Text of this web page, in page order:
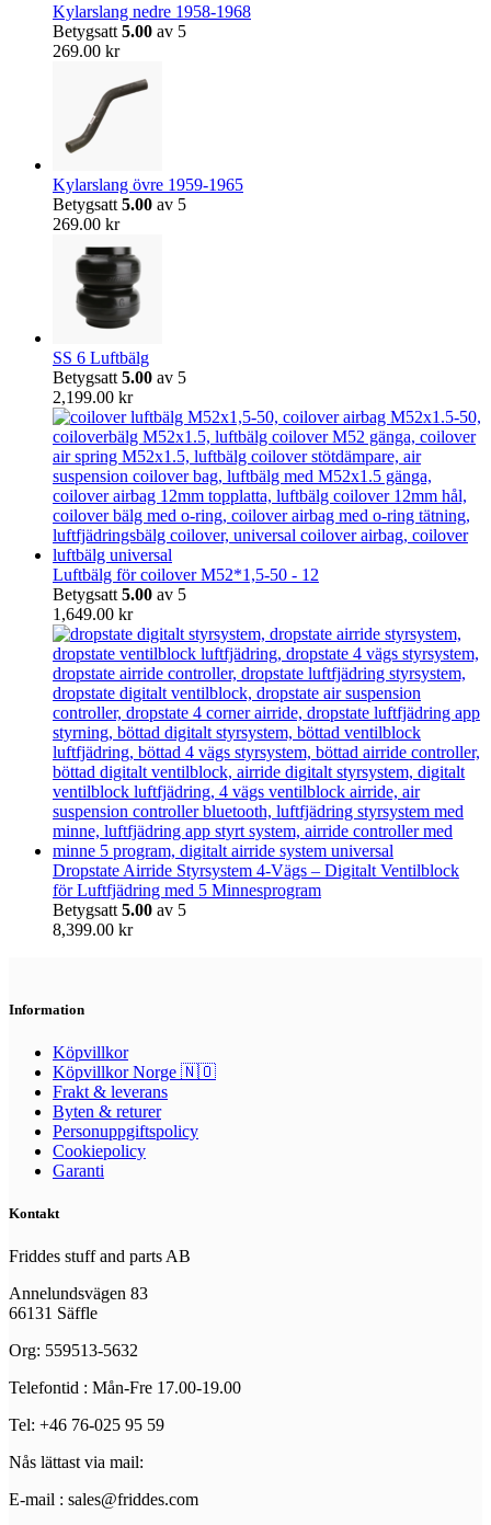
Kylarslang nedre 1958-1968
Betygsatt 5.00 av 5
269.00 kr
Kylarslang övre 1959-1965
Betygsatt 5.00 av 5
269.00 kr
SS 6 Luftbälg
Betygsatt 5.00 av 5
2,199.00 kr
Luftbälg för coilover M52*1,5-50 - 12
Betygsatt 5.00 av 5
1,649.00 kr
Dropstate Airride Styrsystem 4-Vägs – Digitalt Ventilblock
för Luftfjädring med 5 Minnesprogram
Betygsatt 5.00 av 5
8,399.00 kr
Information
Köpvillkor
Köpvillkor Norge 🇳🇴
Frakt & leverans
Byten & returer
Personuppgiftspolicy
Cookiepolicy
Garanti
Kontakt
Friddes stuff and parts AB
Annelundsvägen 83
66131 Säffle
Org: 559513-5632
Telefontid : Mån-Fre 17.00-19.00
Tel: +46 76-025 95 59
Nås lättast via mail:
E-mail : sales@friddes.com